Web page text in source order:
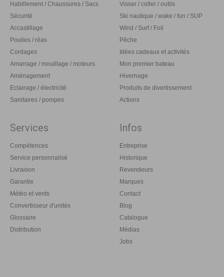
Habillement / Chaussures / Sacs
Sécurité
Accastillage
Poulies / réas
Cordages
Amarrage / mouillage / moteurs
Aménagement
Eclairage / électricité
Sanitaires / pompes
Visser / coller / outils
Ski nautique / wake / fun / SUP
Wind / Surf / Foil
Pêche
Idées cadeaux et activités
Mon premier bateau
Hivernage
Produits de divertissement
Actions
Services
Compétences
Service personnalisé
Livraison
Garantie
Météo et vents
Convertisseur d'unités
Glossaire
Distribution
Infos
Entreprise
Historique
Revendeurs
Marques
Contact
Blog
Catalogue
Médias
Jobs